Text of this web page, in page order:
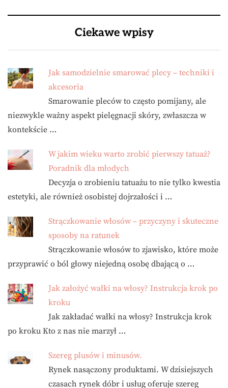
Ciekawe wpisy
Jak samodzielnie smarować plecy – techniki i
akcesoria
Smarowanie pleców to często pomijany, ale
niezwykle ważny aspekt pielęgnacji skóry, zwłaszcza w
kontekście …
W jakim wieku warto zrobić pierwszy tatuaż?
Poradnik dla młodych
Decyzja o zrobieniu tatuażu to nie tylko kwestia
estetyki, ale również osobistej dojrzałości i …
Strączkowanie włosów – przyczyny i skuteczne
sposoby na ratunek
Strączkowanie włosów to zjawisko, które może
przyprawić o ból głowy niejedną osobę dbającą o …
Jak założyć wałki na włosy? Instrukcja krok po
kroku
Jak zakładać wałki na włosy? Instrukcja krok
po kroku Kto z nas nie marzył …
Szereg plusów i minusów.
Rynek nasączony produktami. W dzisiejszych
czasach rynek dóbr i usług oferuje szereg